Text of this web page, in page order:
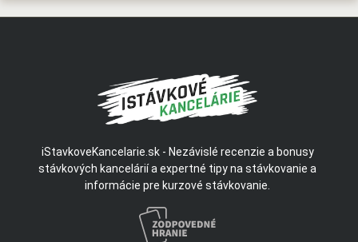
iStavkoveKancelarie.sk - Nezávislé recenzie a bonusy
stávkových kancelárií a expertné tipy na stávkovanie a
informácie pre kurzové stávkovanie.